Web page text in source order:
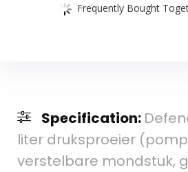
Frequently Bought
Specification:
liter druksproeier
verstelbare mondstuk,